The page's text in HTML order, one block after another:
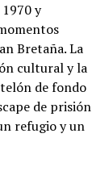
y
Bretaña. La
cultural y la
de fondo
de prisión
refugio y un